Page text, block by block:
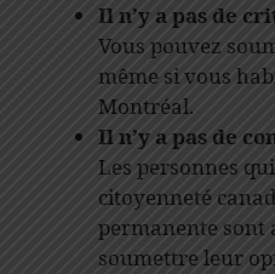
Il n’y a pas de
Vous pouvez
même si vous
Montréal.
Il n’y a pas de
Les personnes
citoyenneté
permanente sont
soumettre leur